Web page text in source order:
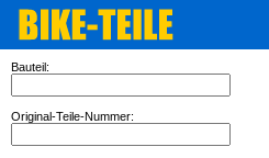
Bauteil:
Original-Teile-Nummer: